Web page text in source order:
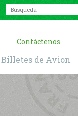
Contáctenos
Billetes de Avion